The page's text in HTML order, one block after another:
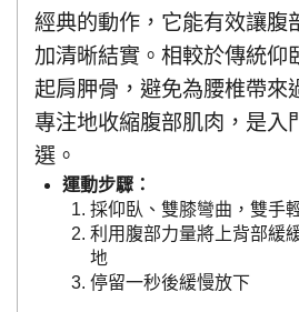
經典的動作，它能有效讓腹
加清晰結實。相較於傳統仰
起肩胛骨，避免為腰椎帶來
專注地收縮腹部肌肉，是入
選。
運動步驟：
採仰臥、雙膝彎曲，雙手
利用腹部力量將上背部緩
地
停留一秒後緩慢放下